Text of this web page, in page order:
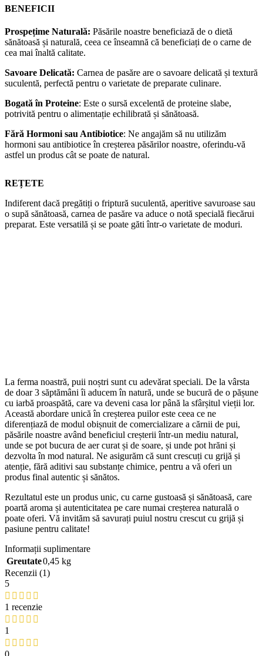
BENEFICII
Prospețime Naturală: Păsările noastre beneficiază de o dietă
sănătoasă și naturală, ceea ce înseamnă că beneficiați de o carne de
cea mai înaltă calitate.
Savoare Delicată: Carnea de pasăre are o savoare delicată și textură
suculentă, perfectă pentru o varietate de preparate culinare.
Bogată în Proteine: Este o sursă excelentă de proteine slabe,
potrivită pentru o alimentație echilibrată și sănătoasă.
Fără Hormoni sau Antibiotice: Ne angajăm să nu utilizăm
hormoni sau antibiotice în creșterea păsărilor noastre, oferindu-vă
astfel un produs cât se poate de natural.
REȚETE
Indiferent dacă pregătiți o friptură suculentă, aperitive savuroase sau
o supă sănătoasă, carnea de pasăre va aduce o notă specială fiecărui
preparat. Este versatilă și se poate găti într-o varietate de moduri.
La ferma noastră, puii noștri sunt cu adevărat speciali. De la vârsta
de doar 3 săptămâni îi aducem în natură, unde se bucură de o pășune
cu iarbă proaspătă, care va deveni casa lor până la sfârșitul vieții lor.
Această abordare unică în creșterea puilor este ceea ce ne
diferențiază de modul obișnuit de comercializare a cărnii de pui,
păsările noastre având beneficiul creșterii într-un mediu natural,
unde se pot bucura de aer curat și de soare, și unde pot hrăni și
dezvolta în mod natural. Ne asigurăm că sunt crescuți cu grijă și
atenție, fără aditivi sau substanțe chimice, pentru a vă oferi un
produs final autentic și sănătos.
Rezultatul este un produs unic, cu carne gustoasă și sănătoasă, care
poartă aroma și autenticitatea pe care numai creșterea naturală o
poate oferi. Vă invităm să savurați puiul nostru crescut cu grijă și
pasiune pentru calitate!
Informații suplimentare
Greutate0,45 kg
Recenzii (1)
5
1 recenzie
1